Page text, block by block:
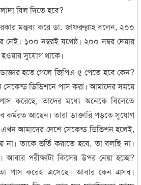
বিল দিতে হবে?
মন্তব্য করে ডা. জাফরুল্লাহ বলেন, ২০০
১০০ নম্বরই যথেষ্ঠ। ২০০ নম্বর দেয়ার
হওয়ার সুযোগ থাকে।
হতে গেলে জিপিএ-৫ পেতে হবে কেন?
সেকেন্ড ডিভিশনে পাস করা। আমাদের সময়ে
পাস করেছে, তাদের মধ্যে অনেকে বিলেতে
কর্মরত আছেন। তারা ডাক্তারি পড়তে সুযোগ
আমাদের দেশে সেকেন্ড ডিভিশন হলেই,
না। তাকে ভর্তি করাতে হবে, তা বলছি না।
পরীক্ষাটা কিসের উপর নেয়া হচ্ছে?
পাস করেই এসেছে। আবার কেন এসব।